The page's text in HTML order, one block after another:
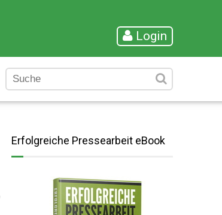
Login
Erfolgreiche Pressearbeit eBook